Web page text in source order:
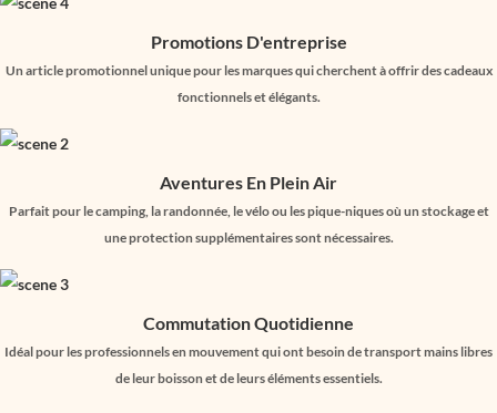
Promotions D'entreprise
Un article promotionnel unique pour les marques qui cherchent à offrir des cadeaux
fonctionnels et élégants.
Aventures En Plein Air
Parfait pour le camping, la randonnée, le vélo ou les pique-niques où un stockage et
une protection supplémentaires sont nécessaires.
Commutation Quotidienne
Idéal pour les professionnels en mouvement qui ont besoin de transport mains libres
de leur boisson et de leurs éléments essentiels.